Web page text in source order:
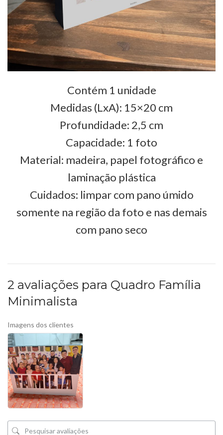
Contém 1 unidade
Medidas (LxA): 15×20 cm
Profundidade: 2,5 cm
Capacidade: 1 foto
Material: madeira, papel fotográfico e
laminação plástica
Cuidados: limpar com pano úmido
somente na região da foto e nas demais
com pano seco
2 avaliações para Quadro Família
Minimalista
Imagens dos clientes